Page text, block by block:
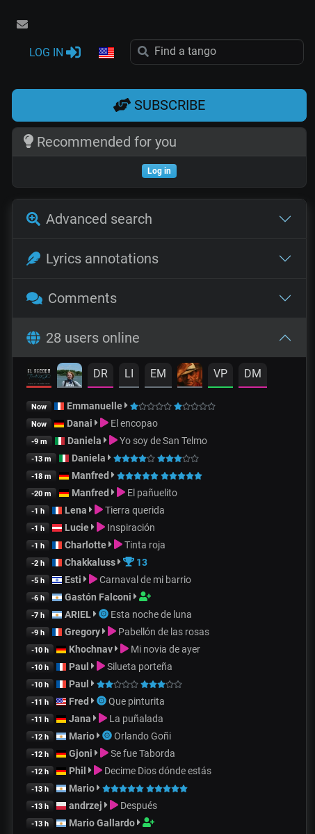
LOG IN
SUBSCRIBE
Recommended for you
Log in
Advanced search
Lyrics annotations
Comments
28 users online
DR LI EM VP DM
Now Emmanuelle
Now Danai El encopao
-9 m Daniela Yo soy de San Telmo
-13 m Daniela
-18 m Manfred
-20 m Manfred El pañuelito
-1 h Lena Tierra querida
-1 h Lucie Inspiración
-1 h Charlotte Tinta roja
-2 h Chakkaluss 13
-5 h Esti Carnaval de mi barrio
-6 h Gastón Falconi
-7 h ARIEL Esta noche de luna
-9 h Gregory Pabellón de las rosas
-10 h Khochnav Mi novia de ayer
-10 h Paul Silueta porteña
-10 h Paul
-11 h Fred Que pinturita
-11 h Jana La puñalada
-12 h Mario Orlando Goñi
-12 h Gjoni Se fue Taborda
-12 h Phil Decime Dios dónde estás
-13 h Mario
-13 h andrzej Después
-13 h Mario Gallardo